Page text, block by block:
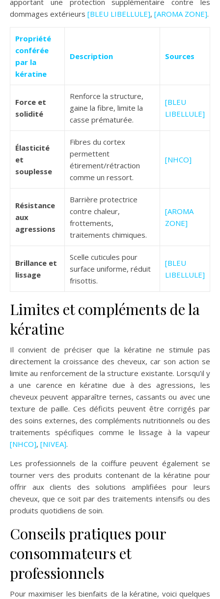
dommages extérieurs [BLEU LIBELLULE], [AROMA ZONE].
Propriété
conférée
par la
kératine
Description Sources
Force et
solidité
Renforce la structure,
gaine la fibre, limite la
casse prématurée.
[BLEU
LIBELLULE]
Élasticité
et
souplesse
Fibres du cortex
permettent
étirement/rétraction
comme un ressort.
[NHCO]
Résistance
aux
agressions
Barrière protectrice
contre chaleur,
frottements,
traitements chimiques.
[AROMA
ZONE]
Brillance et
lissage
Scelle cuticules pour
surface uniforme, réduit
frisottis.
[BLEU
LIBELLULE]
Limites et compléments de la
kératine
Il convient de préciser que la kératine ne stimule pas
directement la croissance des cheveux, car son action se
limite au renforcement de la structure existante. Lorsqu’il y
a une carence en kératine due à des agressions, les
cheveux peuvent apparaître ternes, cassants ou avec une
texture de paille. Ces déficits peuvent être corrigés par
des soins externes, des compléments nutritionnels ou des
traitements spécifiques comme le lissage à la vapeur
[NHCO], [NIVEA].
Les professionnels de la coiffure peuvent également se
tourner vers des produits contenant de la kératine pour
offrir aux clients des solutions amplifiées pour leurs
cheveux, que ce soit par des traitements intensifs ou des
produits quotidiens de soin.
Conseils pratiques pour
consommateurs et
professionnels
Pour maximiser les bienfaits de la kératine, voici quelques